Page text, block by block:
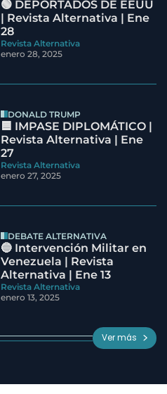
🟢 DEPORTADOS DE EEUU
| Revista Alternativa | Ene
28
Revista Alternativa
enero 28, 2025
DONALD TRUMP
🟦 IMPASE DIPLOMÁTICO |
Revista Alternativa | Ene
27
Revista Alternativa
enero 27, 2025
DEBATE ALTERNATIVA
🔵 Intervención Militar en
Venezuela | Revista
Alternativa | Ene 13
Revista Alternativa
enero 13, 2025
Ver más